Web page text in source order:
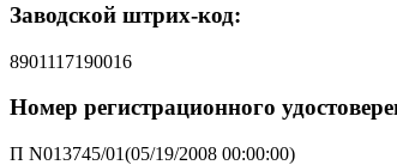
Заводской штрих-код:
8901117190016
Номер регистрационного
П N013745/01(05/19/2008 00:00:00)